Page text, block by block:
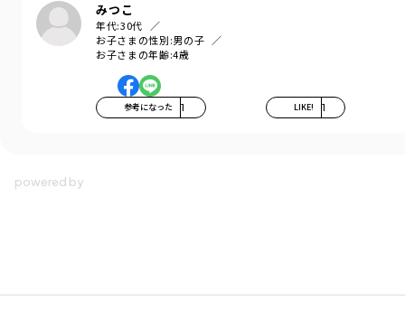
みつこ
年代:30代
お子さまの性別:男の子
お子さまの年齢:4歳
参考になった 1 LIKE! 1